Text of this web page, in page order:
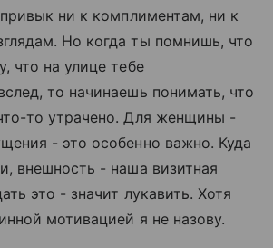
ни к комплиментам, ни к
Но когда ты помнишь, что
что на улице тебе
то начинаешь понимать, что
то утрачено. Для женщины -
- это особенно важно. Куда
внешность - наша визитная
это - значит лукавить. Хотя
мотивацией я не назову.